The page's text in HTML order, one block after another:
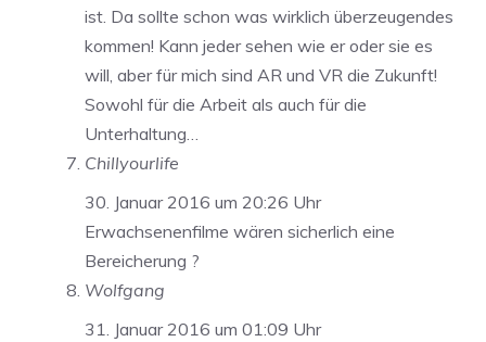
ist. Da sollte schon was wirklich überzeugendes
kommen! Kann jeder sehen wie er oder sie es
will, aber für mich sind AR und VR die Zukunft!
Sowohl für die Arbeit als auch für die
Unterhaltung…
Chillyourlife
30. Januar 2016 um 20:26 Uhr
Erwachsenenfilme wären sicherlich eine
Bereicherung ?
Wolfgang
31. Januar 2016 um 01:09 Uhr